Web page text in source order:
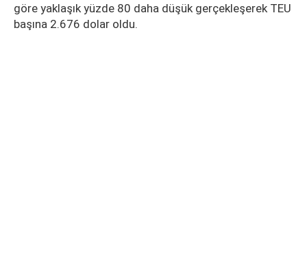
göre yaklaşık yüzde 80 daha düşük gerçekleşerek TEU
başına 2.676 dolar oldu.